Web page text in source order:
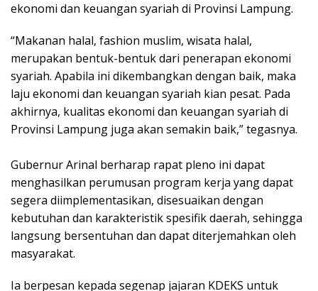
ekonomi dan keuangan syariah di Provinsi Lampung.
“Makanan halal, fashion muslim, wisata halal,
merupakan bentuk-bentuk dari penerapan ekonomi
syariah. Apabila ini dikembangkan dengan baik, maka
laju ekonomi dan keuangan syariah kian pesat. Pada
akhirnya, kualitas ekonomi dan keuangan syariah di
Provinsi Lampung juga akan semakin baik,” tegasnya.
Gubernur Arinal berharap rapat pleno ini dapat
menghasilkan perumusan program kerja yang dapat
segera diimplementasikan, disesuaikan dengan
kebutuhan dan karakteristik spesifik daerah, sehingga
langsung bersentuhan dan dapat diterjemahkan oleh
masyarakat.
Ia berpesan kepada segenap jajaran KDEKS untuk